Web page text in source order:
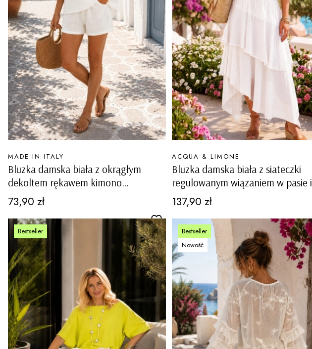
Bluzka damska biała z okrągłym
dekoltem rękawem kimono
wycięciami i kokardkami na rękawach
Ottiglio
PRODUCENT
MADE IN ITALY
Cena
73,90 zł
Bluzka damska biała z siateczki
regulowanym wiązaniem w pasie i
ozdobnymi patkami Sangano
PRODUCENT
ACQUA & LIMONE
Cena
137,90 zł
Bestseller
Bestseller
Nowość